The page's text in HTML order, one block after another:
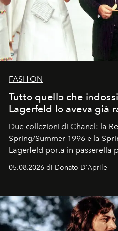
FASHION
Tutto quello che
Lagerfeld lo aveva già
Due collezioni di Chanel: la
Spring/Summer 1996 e la
Lagerfeld porta in passerella
logomania pensata per la
Kate, Claudia e Carla una
uno dei documenti più
05.08.2026 di Donato D'Aprile